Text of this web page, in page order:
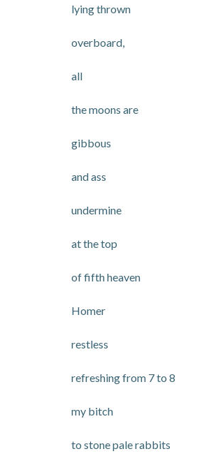
lying thrown
overboard,
all
the moons are
gibbous
and ass
undermine
at the top
of fifth heaven
Homer
restless
refreshing from 7 to 8
my bitch
to stone pale rabbits